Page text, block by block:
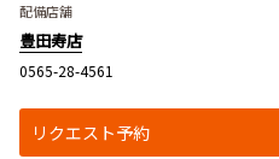
配備店舗
豊田寿店
0565-28-4561
リクエスト予約